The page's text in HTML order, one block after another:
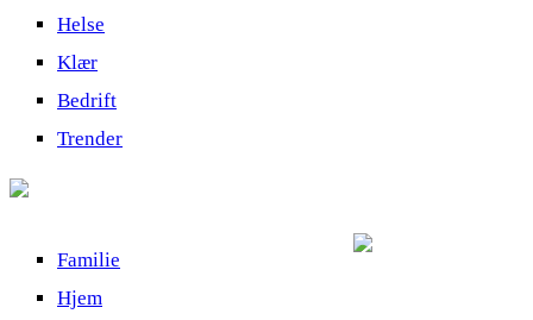
Helse
Klær
Bedrift
Trender
Familie
Hjem